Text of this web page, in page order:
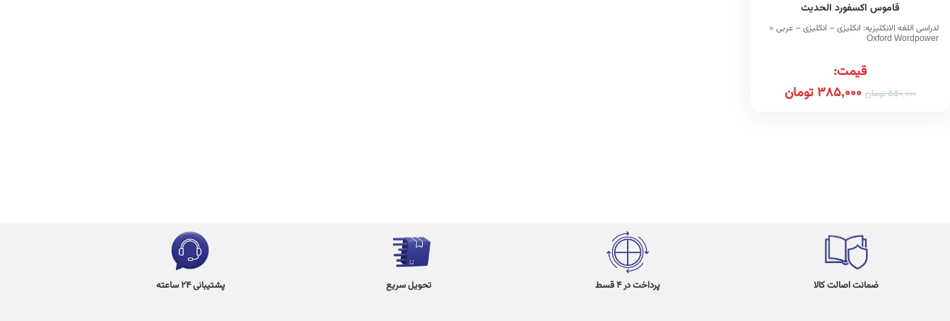
قاموس اکسفورد الحدیث
لدراسی اللغه الانکلیزیه: انکلیزی – انکلیزی – عربی =
Oxford Wordpower
قیمت:
550,000تومان 385,000تومان
ضمانت اصالت کالا پرداخت در 4 قسط تحویل سریع پشتیبانی 24 ساعته